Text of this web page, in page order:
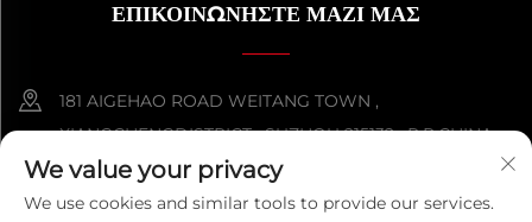
ΕΠΙΚΟΙΝΩΝΗΣΤΕ ΜΑΖΙ ΜΑΣ
181 AIGEHAO ROAD WEITANG TOWN ,
XIANGCHENGDISTRICT , SUZHOU 215132 , P.R.CHINA
+86-152 5000 0863
We value your privacy
We use cookies and similar tools to provide our services.